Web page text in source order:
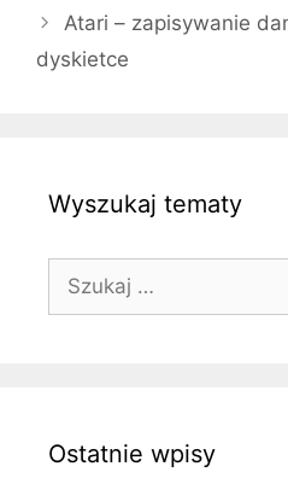
Atari – zapisywanie
dyskietce
Wyszukaj tematy
Ostatnie wpisy